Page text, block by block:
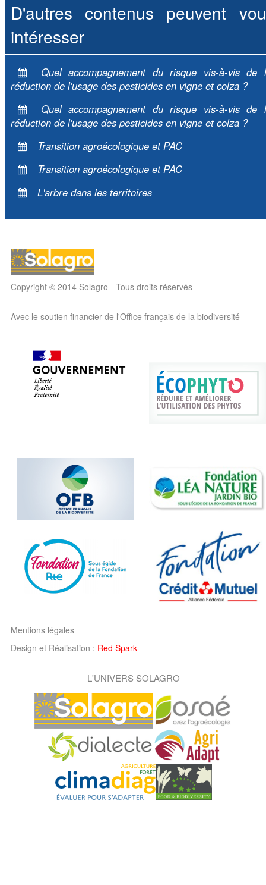
D'autres contenus peuvent
intéresser
Quel accompagnement du risque vis-à-vis de
réduction de l'usage des pesticides en vigne et colza ?
Quel accompagnement du risque vis-à-vis de
réduction de l'usage des pesticides en vigne et colza ?
Transition agroécologique et PAC
Transition agroécologique et PAC
L'arbre dans les territoires
Copyright © 2014 Solagro - Tous droits réservés
Avec le soutien financier de l'Office français de la biodiversité
Mentions légales
Design et Réalisation : Red Spark
L'UNIVERS SOLAGRO